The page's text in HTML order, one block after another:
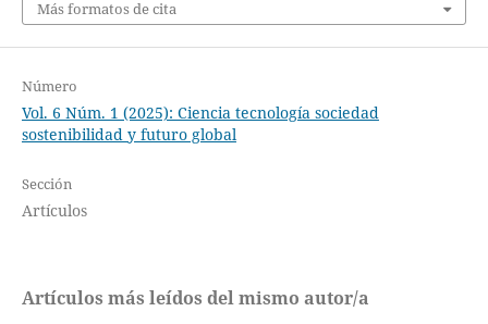
Más formatos de cita
Número
Vol. 6 Núm. 1 (2025): Ciencia tecnología sociedad
sostenibilidad y futuro global
Sección
Artículos
Artículos más leídos del mismo autor/a